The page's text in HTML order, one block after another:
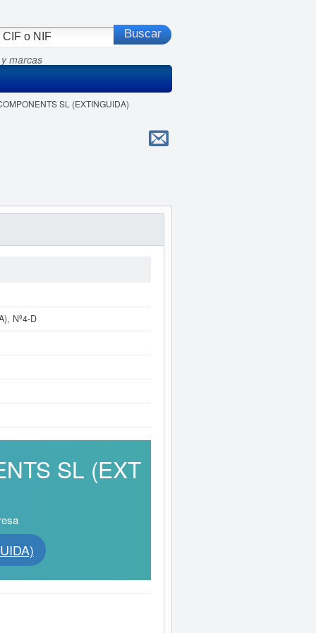
marcas
SL (EXTINGUIDA)
Nº4-D
SL (EXT